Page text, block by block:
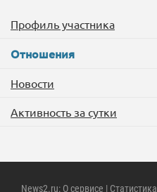
Профиль участника
Отношения
Новости
Активность за сутки
News2.ru: О сервисе | Статистика